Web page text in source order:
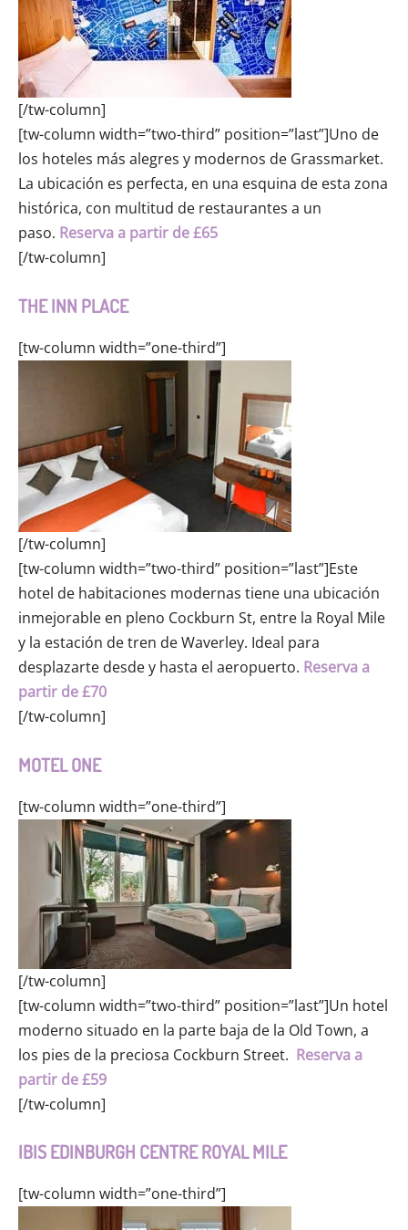
[/tw-column]
[tw-column width=”two-third” position=”last”]Uno de
los hoteles más alegres y modernos de Grassmarket.
La ubicación es perfecta, en una esquina de esta zona
histórica, con multitud de restaurantes a un
paso. Reserva a partir de £65
[/tw-column]
THE INN PLACE
[tw-column width=”one-third”]
[/tw-column]
[tw-column width=”two-third” position=”last”]Este
hotel de habitaciones modernas tiene una ubicación
inmejorable en pleno Cockburn St, entre la Royal Mile
y la estación de tren de Waverley. Ideal para
desplazarte desde y hasta el aeropuerto. Reserva a
partir de £70
[/tw-column]
MOTEL ONE
[tw-column width=”one-third”]
[/tw-column]
[tw-column width=”two-third” position=”last”]Un hotel
moderno situado en la parte baja de la Old Town, a
los pies de la preciosa Cockburn Street. Reserva a
partir de £59
[/tw-column]
IBIS EDINBURGH CENTRE ROYAL MILE
[tw-column width=”one-third”]